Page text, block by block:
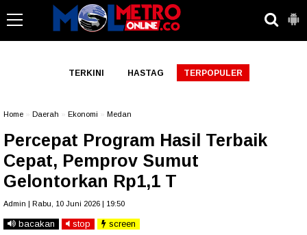
TERKINI HASTAG TERPOPULER
Home Daerah Ekonomi Medan
Percepat Program Hasil Terbaik
Cepat, Pemprov Sumut
Gelontorkan Rp1,1 T
Admin | Rabu, 10 Juni 2026 | 19:50
bacakan stop screen